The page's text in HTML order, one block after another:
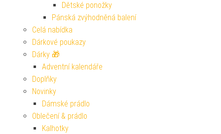
Dětské ponožky
Pánská zvýhodněná balení
Celá nabídka
Dárkové poukazy
Dárky 🎁
Adventní kalendáře
Doplňky
Novinky
Dámské prádlo
Oblečení & prádlo
Kalhotky